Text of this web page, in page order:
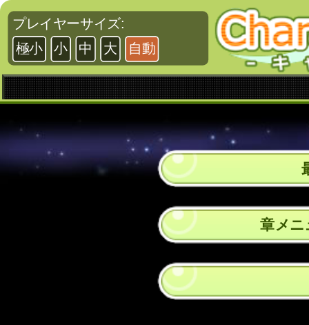
プレイヤーサイズ:
極小 小 中 大 自動
章メニ